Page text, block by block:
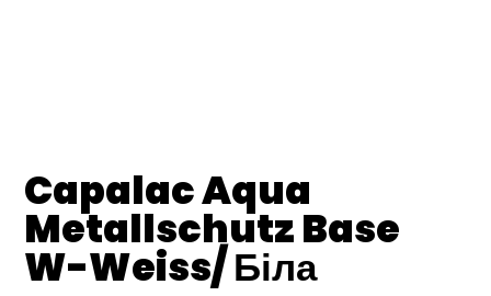
Capalac Aqua
Metallschutz Base
W-Weiss/ Біла